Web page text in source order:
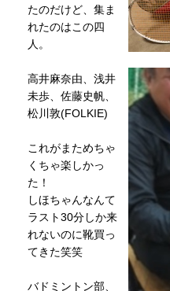
たのだけど、集ま
れたのはこの四
人。
高井麻奈由、浅井
未歩、佐藤史帆、
松川敦(FOLKIE)
これがまためちゃ
くちゃ楽しかっ
た！
しほちゃんなんて
ラスト30分しか来
れないのに靴買っ
てきた笑笑
バドミントン部、